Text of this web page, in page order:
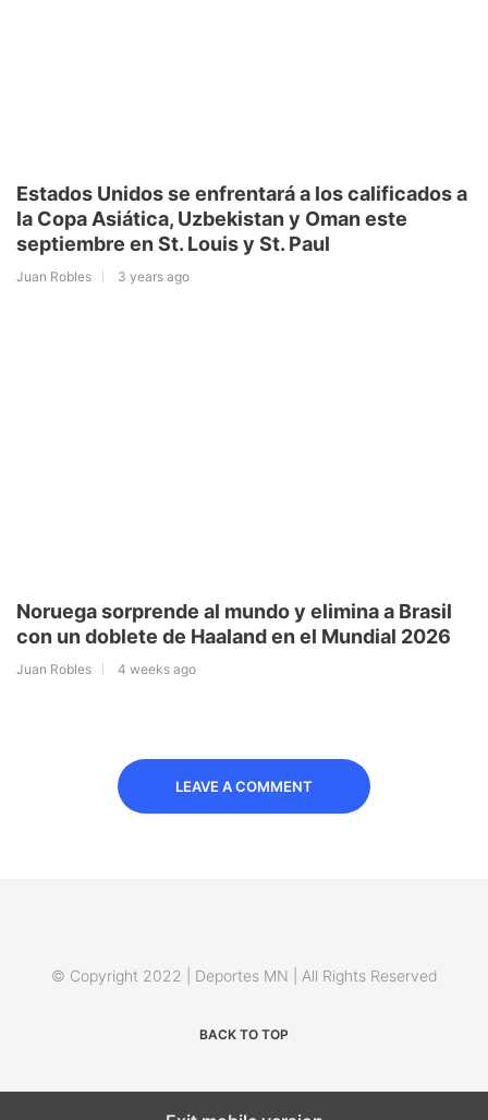
Estados Unidos se enfrentará a los calificados a
la Copa Asiática, Uzbekistan y Oman este
septiembre en St. Louis y St. Paul
Juan Robles 3 years ago
Noruega sorprende al mundo y elimina a Brasil
con un doblete de Haaland en el Mundial 2026
Juan Robles 4 weeks ago
LEAVE A COMMENT
© Copyright 2022 | Deportes MN | All Rights Reserved
BACK TO TOP